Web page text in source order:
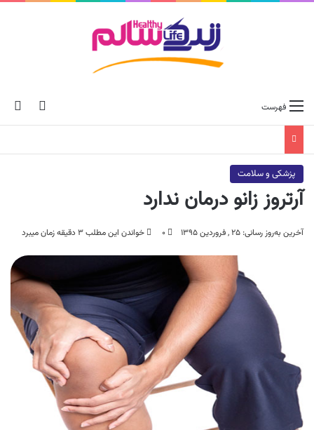
skin فهرست
پزشکی و سلامت
آرتروز زانو درمان ندارد
آخرین به‌روز رسانی: ۲۵ , فروردین ۱۳۹۵ ۰ خواندن این مطلب ۳ دقیقه زمان میبرد